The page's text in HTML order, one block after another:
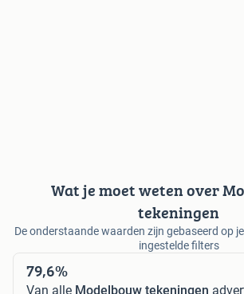
Wat je moet weten over
tekeningen
De onderstaande waarden zijn gebaseerd op
ingestelde filters
79,6%
Van alle Modelbouw tekeningen